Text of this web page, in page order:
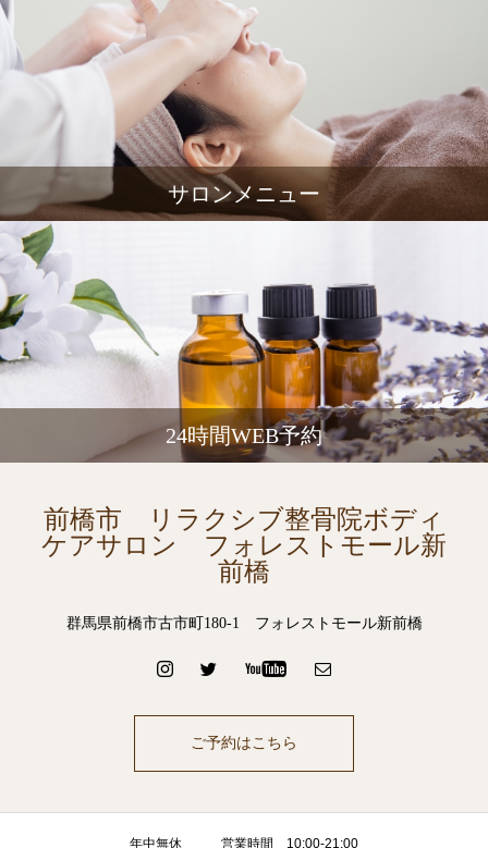
サロンメニュー
24時間WEB予約
前橋市 リラクシブ整骨院ボディ
ケアサロン フォレストモール新
前橋
群馬県前橋市古市町180-1 フォレストモール新前橋
ご予約はこちら
年中無休 営業時間 10:00-21:00